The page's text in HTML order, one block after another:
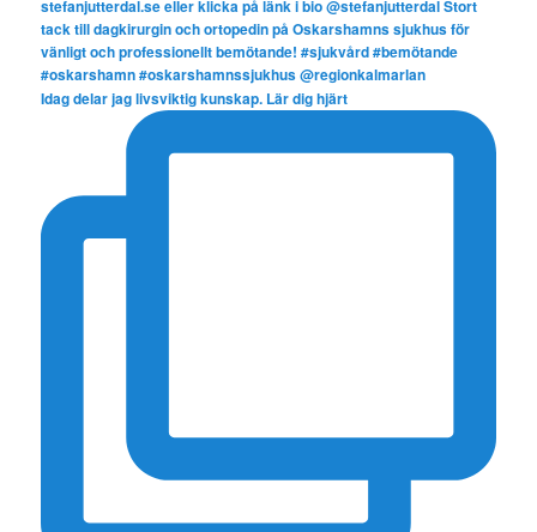
Idag delar jag livsviktig kunskap. Lär dig hjärt